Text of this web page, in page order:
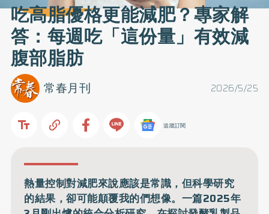
吃高脂優格更能減肥？專家解
答：每週吃「這份量」有效減
腹部脂肪
2026/5/25
常春月刊
追蹤訂閱
熱量控制對減肥來說應該是常識，但科學研究
的結果，卻可能顛覆我的們想像。一篇2025年